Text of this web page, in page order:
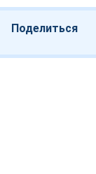
Поделиться